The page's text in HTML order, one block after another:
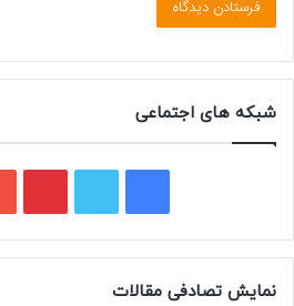
شبکه های اجتماعی
ی
س
و
ی
نمایش تصادفی مقالات